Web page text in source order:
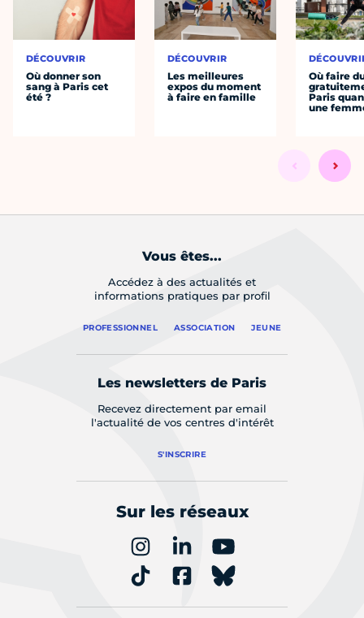
DÉCOUVRIR
Où donner son
sang à Paris cet
été ?
DÉCOUVRIR
Les meilleures
expos du moment
à faire en famille
Où faire
Paris
une
Vous êtes...
Accédez à des actualités et
informations pratiques par profil
PROFESSIONNEL ASSOCIATION JEUNE
Les newsletters de Paris
Recevez directement par email
l'actualité de vos centres d'intérêt
S'INSCRIRE
Sur les réseaux